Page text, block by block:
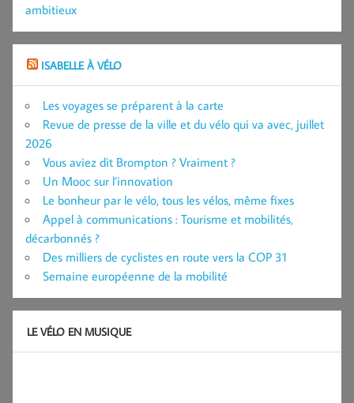
ambitieux
ISABELLE À VÉLO
Les voyages se préparent à la carte
Revue de presse de la ville et du vélo qui va avec, juillet
2026
Vous aviez dit Brompton ? Vraiment ?
Un Mooc sur l’innovation
Le bonheur par le vélo, tous les vélos, même fixes
Appel à communications : Tourisme et mobilités,
décarbonnés ?
Des milliers de cyclistes en route vers la COP 31
Semaine européenne de la mobilité
LE VÉLO EN MUSIQUE